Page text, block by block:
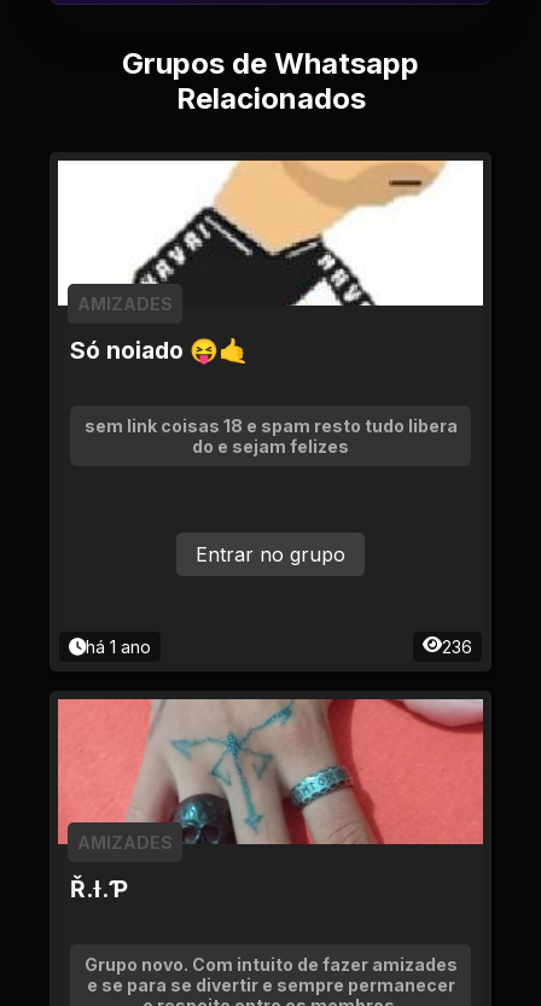
Grupos de Whatsapp
Relacionados
Só noiado 😝🤙
AMIZADES
sem link coisas 18 e spam resto tudo libera
do e sejam felizes
há 1 ano 236
Entrar no grupo
Ř.Ɨ.Ƥ
AMIZADES
Grupo novo. Com intuito de fazer amizades
e se para se divertir e sempre permanecer